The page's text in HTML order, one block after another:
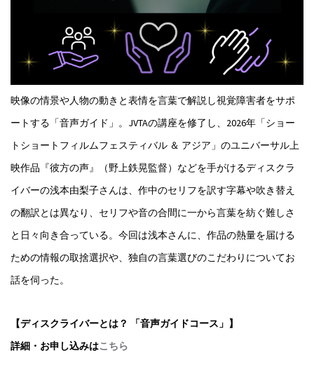
映像の情景や人物の動きと表情を言葉で解説し視覚障害者をサポ
ートする「音声ガイド」。JVTAの講座を修了し、2026年「ショー
トショートフィルムフェスティバル ＆ アジア」のユニバーサル上
映作品『彼方の声』（野上鉄晃監督）などを手がけるディスクラ
イバーの浅本由梨子さんは、作中のセリフを訳す字幕や吹き替え
の翻訳とは異なり、セリフや音の合間に一から言葉を紡ぐ難しさ
と日々向き合っている。今回は浅本さんに、作品の熱量を届ける
ための情報の取捨選択や、独自の言葉選びのこだわりについてお
話を伺った。
【ディスクライバーとは？ 「音声ガイドコース」】
詳細・お申し込みはこちら